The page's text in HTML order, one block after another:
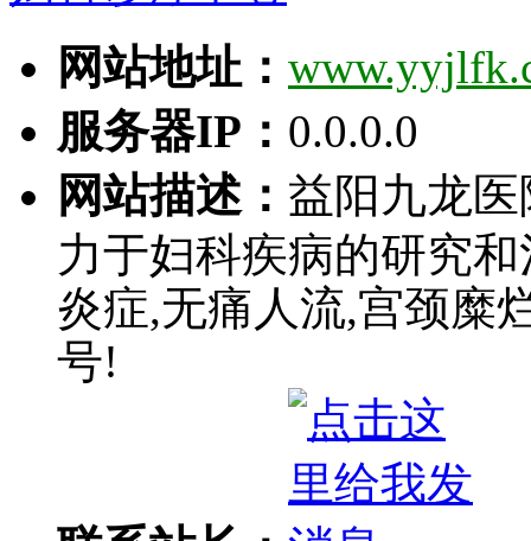
网站地址：
服务器IP： 0.0.0.0
网站描述： 益阳九龙
力于妇科疾病的研究
炎症,无痛人流,宫颈糜
号!